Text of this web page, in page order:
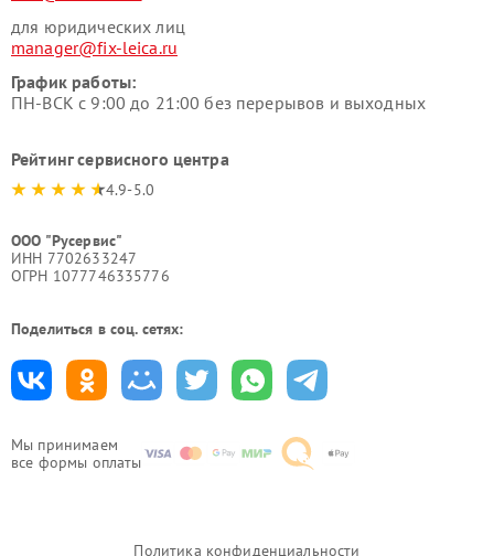
Мы принимаем
все формы оплаты
для юридических лиц
manager@fix-leica.ru
График работы:
ПН-ВСК с 9:00 до 21:00 без перерывов и выходных
Рейтинг сервисного центра
4.9-5.0
ООО "Русервис"
ИНН 7702633247
ОГРН 1077746335776
Поделиться в соц. сетях:
Политика конфиденциальности